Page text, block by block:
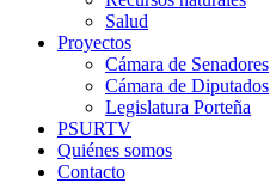
Salud
Proyectos
Cámara de Senadores
Cámara de Diputados
Legislatura Porteña
PSURTV
Quiénes somos
Contacto